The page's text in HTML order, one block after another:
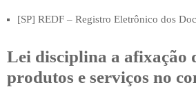
[SP] REDF – Registro Eletrônico dos
Lei disciplina a afixação
produtos e serviços no